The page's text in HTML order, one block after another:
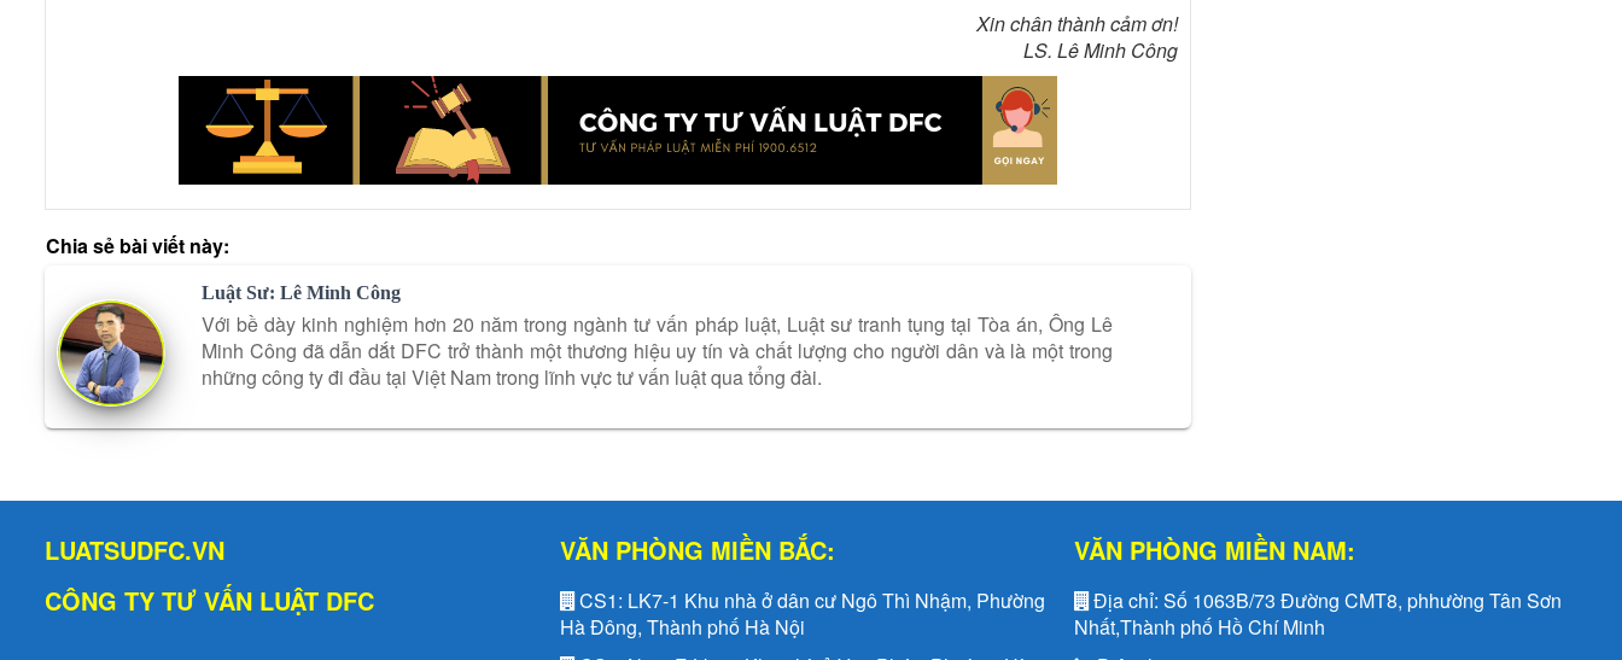
Xin chân thành cảm ơn!
LS. Lê Minh Công
Chia sẻ bài viết này:
Luật Sư: Lê Minh Công
Với bề dày kinh nghiệm hơn 20 năm trong ngành tư vấn pháp luật, Luật sư tranh tụng tại Tòa án, Ông Lê
Minh Công đã dẫn dắt DFC trở thành một thương hiệu uy tín và chất lượng cho người dân và là một trong
những công ty đi đầu tại Việt Nam trong lĩnh vực tư vấn luật qua tổng đài.
LUATSUDFC.VN
CÔNG TY TƯ VẤN LUẬT DFC
VĂN PHÒNG MIỀN BẮC:
CS1: LK7-1 Khu nhà ở dân cư Ngô Thì Nhậm, Phường
Hà Đông, Thành phố Hà Nội
VĂN PHÒNG MIỀN NAM:
Địa chỉ: Số 1063B/73 Đường CMT8, phhường Tân Sơn
Nhất,Thành phố Hồ Chí Minh